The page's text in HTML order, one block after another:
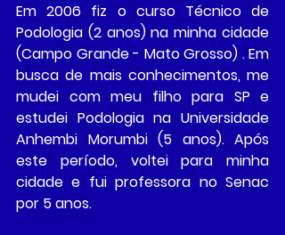
Em 2006 fiz o curso Técnico de
Podologia (2 anos) na minha cidade
(Campo Grande - Mato Grosso) . Em
busca de mais conhecimentos, me
mudei com meu filho para SP e
estudei Podologia na Universidade
Anhembi Morumbi (5 anos). Após
este período, voltei para minha
cidade e fui professora no Senac
por 5 anos.